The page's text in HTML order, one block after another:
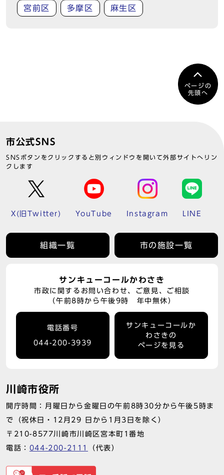
宮前区 多摩区 麻生区
ページの
先頭へ
市公式SNS
SNSボタンをクリックすると別ウィンドウを開いて外部サイトへリン
クします
X(旧Twitter) YouTube Instagram LINE
組織一覧 市の施設一覧
サンキューコールかわさき
市政に関するお問い合わせ、ご意見、ご相談
（午前8時から午後9時 年中無休）
電話番号
044-200-3939
サンキューコールか
わさきの
ページを見る
川崎市役所
開庁時間：月曜日から金曜日の午前8時30分から午後5時ま
で（祝休日・12月29 日から1月3日を除く）
〒210-8577川崎市川崎区宮本町1番地
電話： 044-200-2111 （代表）